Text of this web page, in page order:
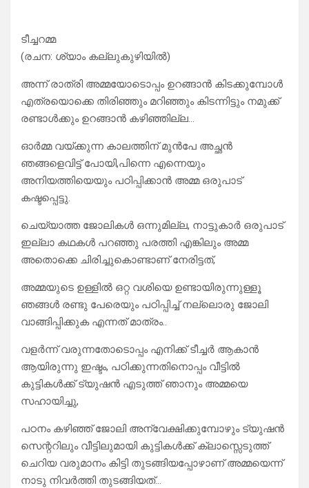
ടീച്ചറമ്മ
(രചന: ശ്യാം കല്ലുകുഴിയിൽ)
അന്ന് രാത്രി അമ്മയോടൊപ്പം ഉറങ്ങാൻ കിടക്കുമ്പോൾ
എത്രയൊക്കെ തിരിഞ്ഞും മറിഞ്ഞും കിടന്നിട്ടും നമുക്ക്
രണ്ടാൾക്കും ഉറങ്ങാൻ കഴിഞ്ഞില്ല…
ഓർമ്മ വയ്ക്കുന്ന കാലത്തിന് മുൻപേ അച്ഛൻ
ഞങ്ങളെവിട്ട് പോയി,പിന്നെ എന്നെയും
അനിയത്തിയെയും പഠിപ്പിക്കാൻ അമ്മ ഒരുപാട്
കഷ്ടപ്പെട്ടു.
ചെയ്യാത്ത ജോലികൾ ഒന്നുമില്ല, നാട്ടുകാർ ഒരുപാട്
ഇല്ലാ കഥകൾ പറഞ്ഞു പരത്തി എങ്കിലും അമ്മ
അതൊക്കെ ചിരിച്ചുകൊണ്ടാണ് നേരിട്ടത്,
അമ്മയുടെ ഉള്ളിൽ ഒറ്റ വശിയെ ഉണ്ടായിരുന്നുള്ളൂ
ഞങ്ങൾ രണ്ടു പേരെയും പഠിപ്പിച്ച് നല്ലൊരു ജോലി
വാങ്ങിപ്പിക്കുക എന്നത് മാത്രം..
വളർന്ന് വരുന്നതോടൊപ്പം എനിക്ക് ടീച്ചർ ആകാൻ
ആയിരുന്നു ഇഷ്ടം, പഠിക്കുന്നതിനൊപ്പം വീട്ടിൽ
കുട്ടികൾക്ക് ട്യുഷൻ എടുത്ത് ഞാനും അമ്മയെ
സഹായിച്ചു,
പഠനം കഴിഞ്ഞ് ജോലി അന്വേക്ഷിക്കുമ്പോഴും ട്യുഷൻ
സെന്ററിലും വീട്ടിലുമായി കുട്ടികൾക്ക് ക്ലാസ്സെടുത്ത്
ചെറിയ വരുമാനം കിട്ടി തുടങ്ങിയപ്പോഴാണ് അമ്മയെന്ന്
നാടു നിവർത്തി തുടങ്ങിയത്…